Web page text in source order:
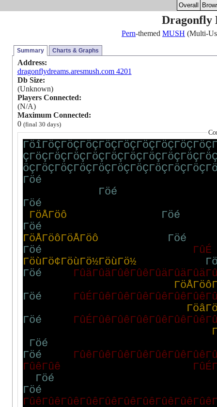
Overall
Dragonfly
Pern-themed MUSH (Multi-
Summary Charts & Graphs
Address:
dragonflydreams.aresmush.com 4201
Db Size:
(Unknown)
Players Connected:
(N/A)
Maximum Connected:
0 (final 30 days)
ΓöîΓöÇΓöÇΓöÇΓöÇΓöÇΓöÇΓöÇΓöÇΓöÇ
ÇΓöÇΓöÇΓöÇΓöÇΓöÇΓöÇΓöÇΓöÇΓöÇΓö
öÇΓöÇΓöÇΓöÇΓöÇΓöÇΓöÇΓöÇΓöÇΓöÇΓ
Γöé
Γöé
Γöé
ΓöÅΓöô Γöé
Γöé
ΓöÅΓöôΓöÅΓöô Γöé
Γöé ΓûÉ
ΓöùΓö¢ΓöùΓö½ΓöùΓö½ Γ
Γöé ΓûäΓûäΓûêΓûêΓûäΓûäΓûäΓ
ΓöÅΓöô
Γöé ΓûÉΓûêΓûêΓûêΓûêΓûêΓûêΓ
ΓöâΓ
Γöé ΓûÉΓûêΓûêΓûêΓûêΓûêΓûêΓ
Γöé
Γöé ΓûêΓûêΓûêΓûêΓûêΓûêΓûêΓ
ΓûêΓûê ΓûÉ
Γöé
Γöé
ΓûêΓûêΓûêΓûêΓûêΓûêΓûêΓûêΓûêΓûê